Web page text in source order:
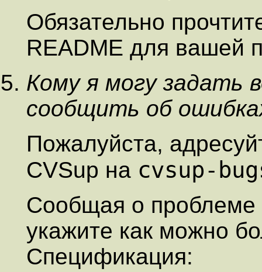
Обязательно
README для вашей
Кому я могу задать
сообщить об
Пожалуйста,
CVSup на cvsup-
Сообщая о проблеме
укажите как можно
Спецификация: